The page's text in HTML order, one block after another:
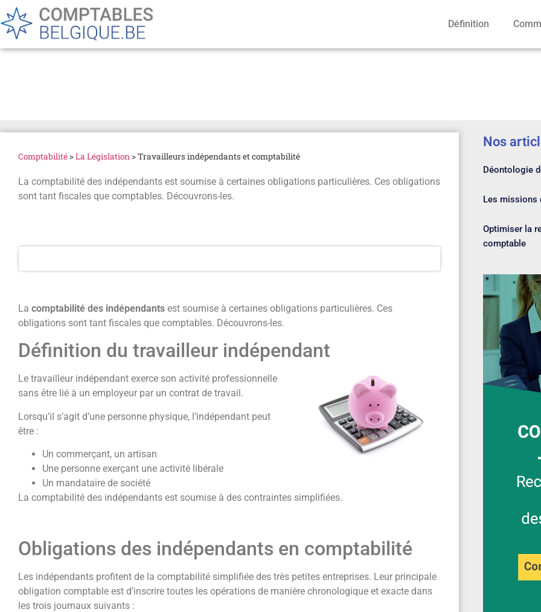
Définition
Comptabilité>La Législation>Travailleurs indépendants et comptabilité
La comptabilité des indépendants est soumise à certaines obligations particulières. Ces obligations
sont tant fiscales que comptables. Découvrons-les.
La comptabilité des indépendants est soumise à certaines obligations particulières. Ces
obligations sont tant fiscales que comptables. Découvrons-les.
Définition du travailleur indépendant
Le travailleur indépendant exerce son activité professionnelle
sans être lié à un employeur par un contrat de travail.
Lorsqu’il s’agit d’une personne physique, l’indépendant peut
être :
Un commerçant, un artisan
Une personne exerçant une activité libérale
Un mandataire de société
La comptabilité des indépendants est soumise à des contraintes simplifiées.
Obligations des indépendants en comptabilité
Les indépendants profitent de la comptabilité simplifiée des très petites entreprises. Leur principale
obligation comptable est d’inscrire toutes les opérations de manière chronologique et exacte dans
les trois journaux suivants :
Nos
Déontologie
Les missions
Optimiser la
comptable